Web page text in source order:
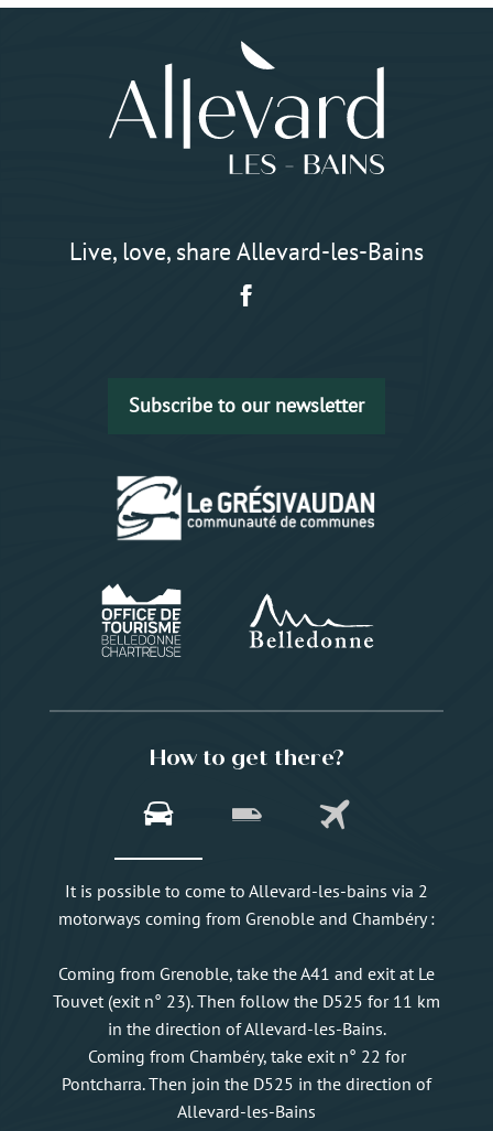
Live, love, share Allevard-les-Bains
Subscribe to our newsletter
How to get there?
It is possible to come to Allevard-les-bains via 2
motorways coming from Grenoble and Chambéry :
Coming from Grenoble, take the A41 and exit at Le
Touvet (exit n° 23). Then follow the D525 for 11 km
in the direction of Allevard-les-Bains.
Coming from Chambéry, take exit n° 22 for
Pontcharra. Then join the D525 in the direction of
Allevard-les-Bains